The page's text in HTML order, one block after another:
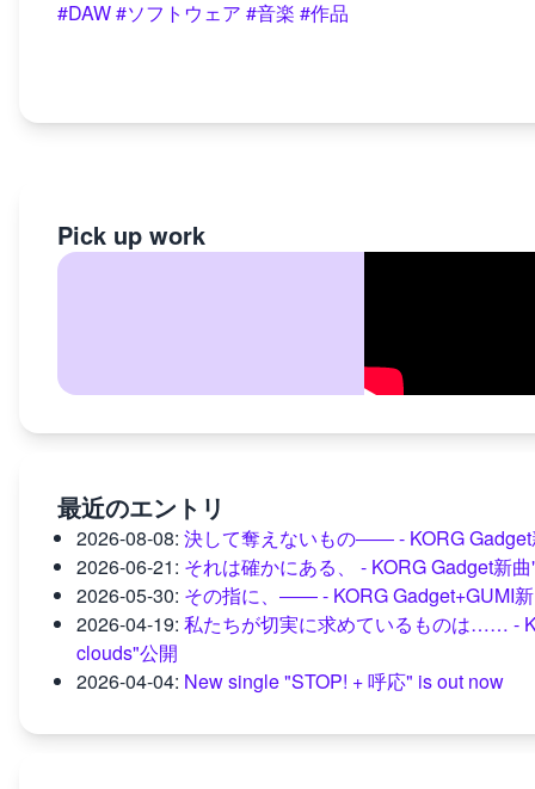
#DAW#ソフトウェア #音楽 #作品
Pick up work
最近のエントリ
2026-08-08: 決して奪えないもの―― - KORG
2026-06-21: それは確かにある、 - KORG Gadget新
2026-05-30: その指に、―― - KORG Gadget+GUMI
2026-04-19: 私たちが切実に求めているものは…… -
clouds"公開
2026-04-04: New single "STOP! + 呼応" is out now